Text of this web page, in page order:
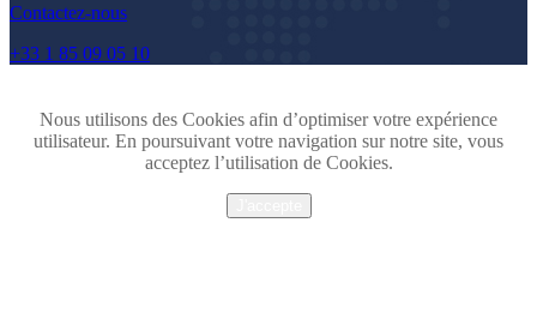
Contactez-nous
+33 1 85 09 05 10
Nous utilisons des Cookies afin d’optimiser votre expérience
utilisateur. En poursuivant votre navigation sur notre site, vous
acceptez l’utilisation de Cookies.